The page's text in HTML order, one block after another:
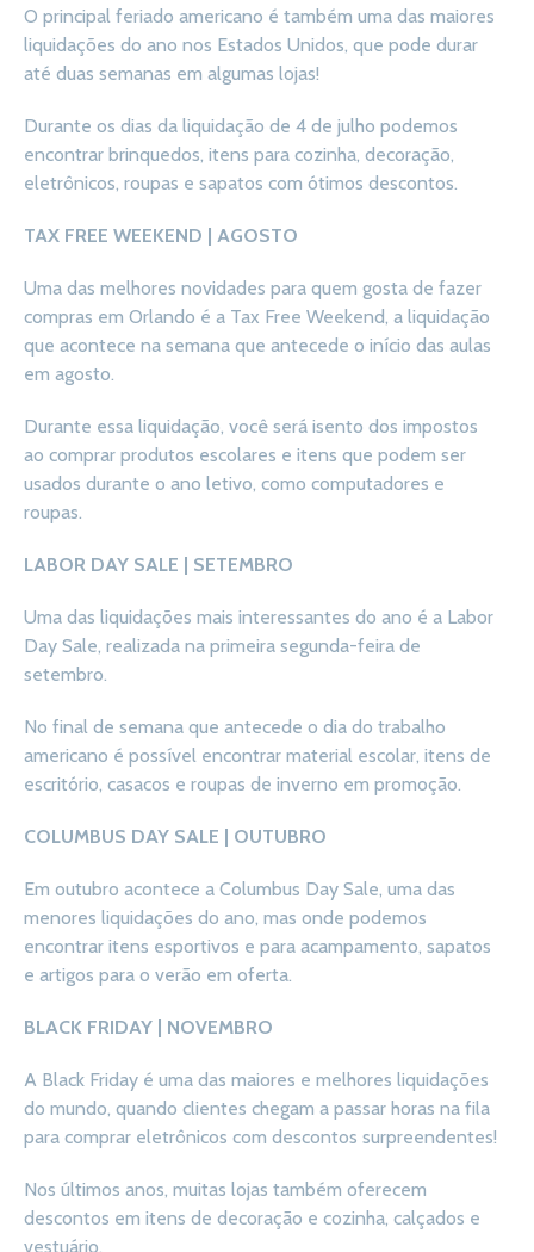
O principal feriado americano é também uma das maiores
liquidações do ano nos Estados Unidos, que pode durar
até duas semanas em algumas lojas!
Durante os dias da liquidação de 4 de julho podemos
encontrar brinquedos, itens para cozinha, decoração,
eletrônicos, roupas e sapatos com ótimos descontos.
TAX FREE WEEKEND | AGOSTO
Uma das melhores novidades para quem gosta de fazer
compras em Orlando é a Tax Free Weekend, a liquidação
que acontece na semana que antecede o início das aulas
em agosto.
Durante essa liquidação, você será isento dos impostos
ao comprar produtos escolares e itens que podem ser
usados durante o ano letivo, como computadores e
roupas.
LABOR DAY SALE | SETEMBRO
Uma das liquidações mais interessantes do ano é a Labor
Day Sale, realizada na primeira segunda-feira de
setembro.
No final de semana que antecede o dia do trabalho
americano é possível encontrar material escolar, itens de
escritório, casacos e roupas de inverno em promoção.
COLUMBUS DAY SALE | OUTUBRO
Em outubro acontece a Columbus Day Sale, uma das
menores liquidações do ano, mas onde podemos
encontrar itens esportivos e para acampamento, sapatos
e artigos para o verão em oferta.
BLACK FRIDAY | NOVEMBRO
A Black Friday é uma das maiores e melhores liquidações
do mundo, quando clientes chegam a passar horas na fila
para comprar eletrônicos com descontos surpreendentes!
Nos últimos anos, muitas lojas também oferecem
descontos em itens de decoração e cozinha, calçados e
vestuário.